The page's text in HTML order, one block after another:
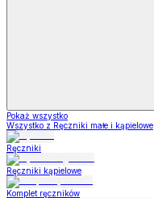
Pokaż wszystko
Wszystko z Ręczniki małe i kąpielowe
Ręczniki
Ręczniki kąpielowe
Komplet ręczników